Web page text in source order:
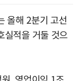
올해 2분기 고선
실적을 거둘 것으